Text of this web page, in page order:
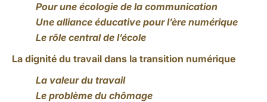
Pour une écologie de la communication
Une alliance éducative pour l’ère numérique
Le rôle central de l’école
La dignité du travail dans la transition numérique
La valeur du travail
Le problème du chômage